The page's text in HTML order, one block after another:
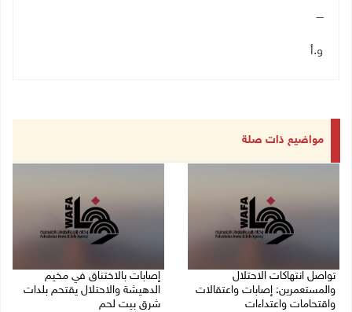
ــــ
و.أ
مواضيع ذات صلة
تواصل انتهاكات الاحتلال
والمستعمرين: إصابات واعتقالات
واقتحامات واعتداءات
إصابات بالاختناق في مخيم
الدهيشة والاحتلال يقتحم بلدات
شرق بيت لحم